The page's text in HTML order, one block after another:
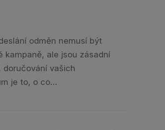
odměn nemusí být
kampaně, ale jsou zásadní
doručování vašich
je to, o co…